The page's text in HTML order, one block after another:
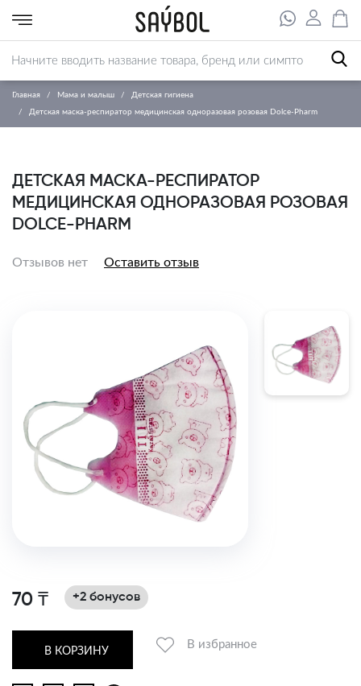
Главная Мама и малыш Детская гигиена
Детская маска-респиратор медицинская одноразовая розовая Dolce-Pharm
ДЕТСКАЯ МАСКА-РЕСПИРАТОР
МЕДИЦИНСКАЯ ОДНОРАЗОВАЯ РОЗОВАЯ
DOLCE-PHARM
Отзывов нет Оставить отзыв
70 ₸ +2 бонусов
В КОРЗИНУ
В избранное